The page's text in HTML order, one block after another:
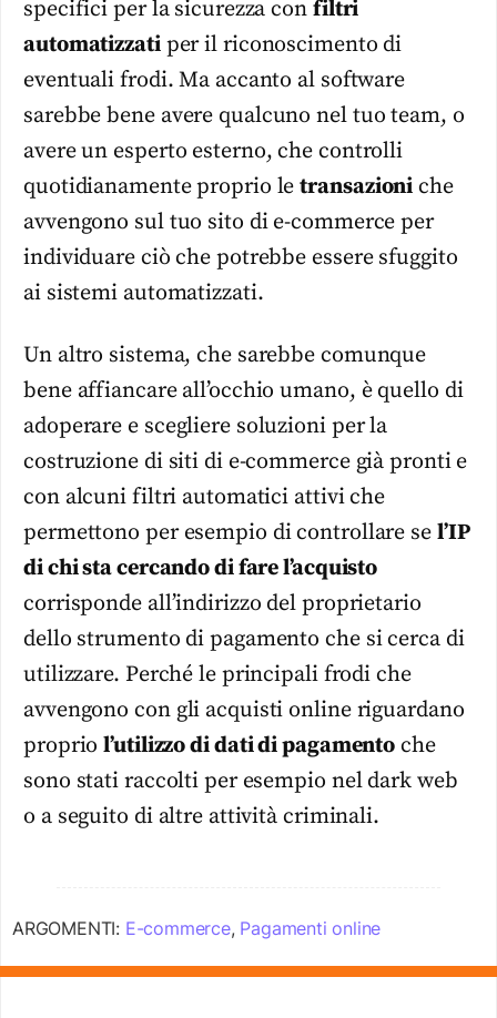
specifici per la sicurezza con filtri
automatizzatiper il riconoscimento di
eventuali frodi. Ma accanto al software
sarebbe bene avere qualcuno nel tuo team, o
avere un esperto esterno, che controlli
quotidianamente proprio letransazioni che
avvengono sul tuo sito di e-commerce per
individuare ciò che potrebbe essere sfuggito
ai sistemi automatizzati.
Un altro sistema, che sarebbe comunque
bene affiancare all’occhio umano, è quello di
adoperare e scegliere soluzioni per la
costruzione di siti di e-commerce già pronti e
con alcuni filtri automatici attivi che
permettono per esempio di controllare se l’IP
di chi sta cercando di fare l’acquisto
corrisponde all’indirizzo del proprietario
dello strumento di pagamento che si cerca di
utilizzare. Perché le principali frodi che
avvengono con gli acquisti online riguardano
propriol’utilizzo di dati di pagamento che
sono stati raccolti per esempio nel dark web
o a seguito di altre attività criminali.
ARGOMENTI: E-commerce, Pagamenti online